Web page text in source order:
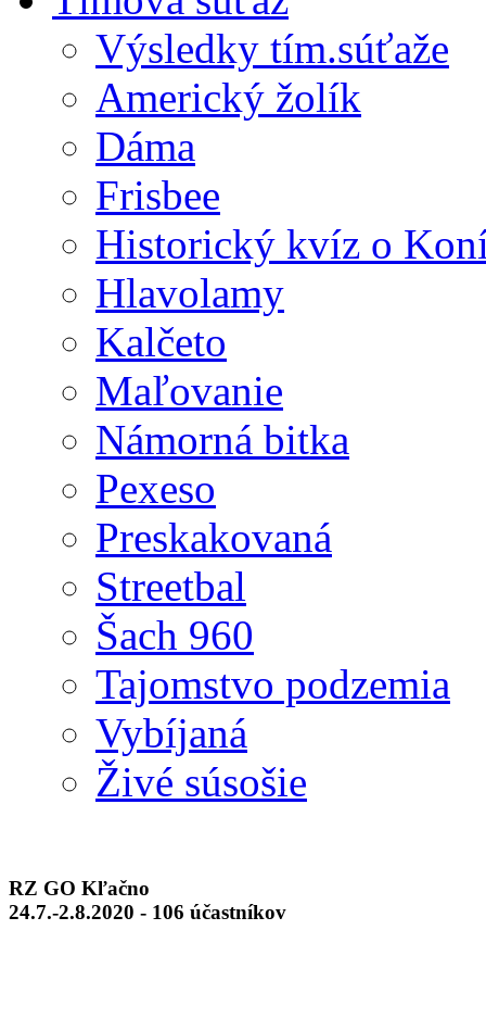
Výsledky tím.súťaže
Americký žolík
Dáma
Frisbee
Historický kvíz o
Hlavolamy
Kalčeto
Maľovanie
Námorná bitka
Pexeso
Preskakovaná
Streetbal
Šach 960
Tajomstvo podzemia
Vybíjaná
Živé súsošie
RZ GO Kľačno
24.7.-2.8.2020 - 106 účastníkov